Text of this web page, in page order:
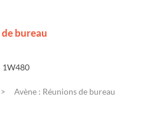
bureau
1W480
Avène : Réunions de bureau